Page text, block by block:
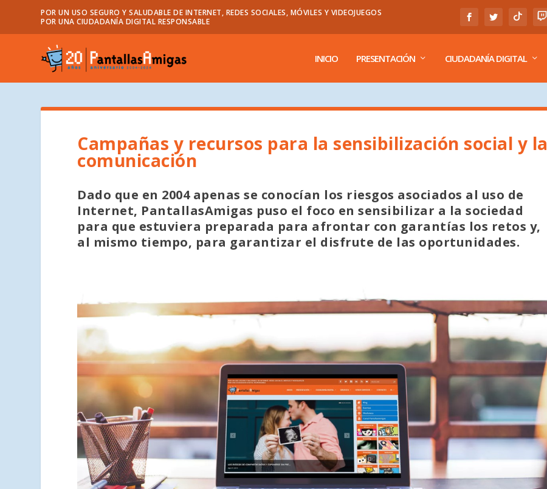
POR UN USO SEGURO Y SALUDABLE DE INTERNET, REDES SOCIALES, MÓVILES Y VIDEOJUEGOS
POR UNA CIUDADANÍA DIGITAL RESPONSABLE
INICIO PRESENTACIÓN CIUDADANÍA DIGITAL
Campañas y recursos para la sensibilización social y la
comunicación
Dado que en 2004 apenas se conocían los riesgos asociados al uso de
Internet, PantallasAmigas puso el foco en sensibilizar a la sociedad
para que estuviera preparada para afrontar con garantías los retos y,
al mismo tiempo, para garantizar el disfrute de las oportunidades.